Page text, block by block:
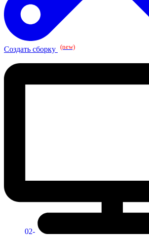
Создать сборку (new)
02-